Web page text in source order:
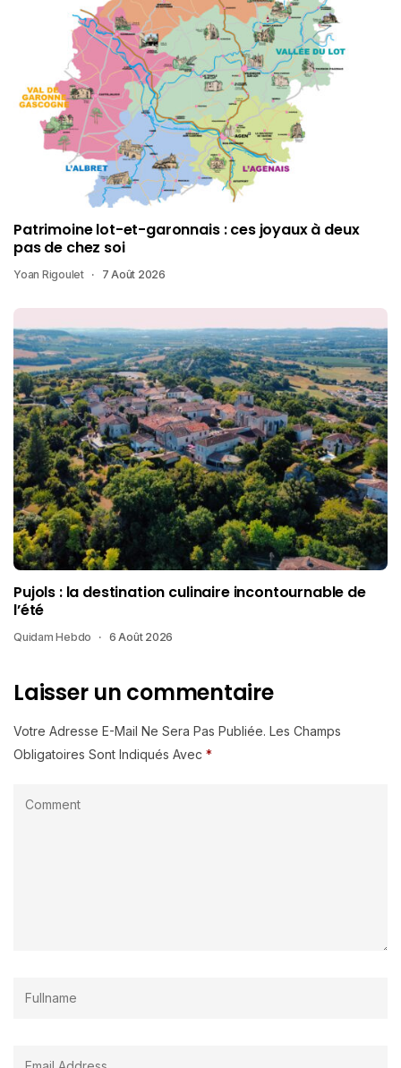
Patrimoine lot-et-garonnais : ces joyaux à deux
pas de chez soi
Yoan Rigoulet 7 Août 2026
Pujols : la destination culinaire incontournable de
l’été
Quidam Hebdo 6 Août 2026
Laisser un commentaire
Votre Adresse E-Mail Ne Sera Pas Publiée. Les Champs
Obligatoires Sont Indiqués Avec *